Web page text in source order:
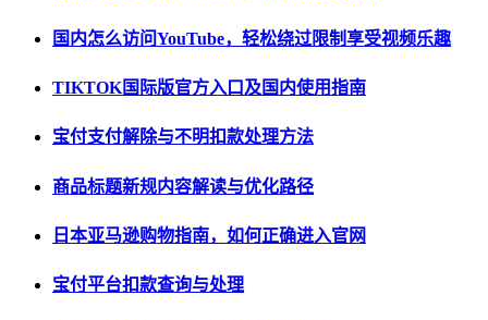
国内怎么访问YouTube，轻松绕过限制享受视频乐趣
TIKTOK国际版官方入口及国内使用指南
宝付支付解除与不明扣款处理方法
商品标题新规内容解读与优化路径
日本亚马逊购物指南，如何正确进入官网
宝付平台扣款查询与处理